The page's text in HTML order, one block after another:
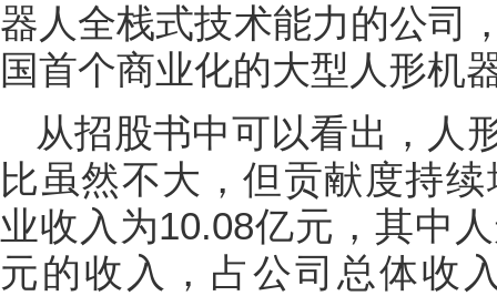
器人全栈式技术能力的公司
国首个商业化的大型人形机
从招股书中可以看出，人
比虽然不大，但贡献度持
业收入为10.08亿元，其中
元的收入，占公司总体收